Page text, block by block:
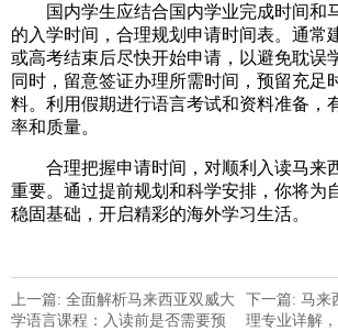
国内学生应结合国内学业完成时间和
的入学时间，合理规划申请时间表。通常
或高考结束后尽快开始申请，以避免耽误
同时，留意签证办理所需时间，预留充足
料。利用假期进行语言考试和资料准备，
率和质量。
合理把握申请时间，对顺利入读马来
重要。通过提前规划和科学安排，你将为
稳固基础，开启精彩的海外学习生活。
上一篇: 全面解析马来西亚双威大
学语言课程：入读前是否需要预
下一篇: 马来
理专业详解